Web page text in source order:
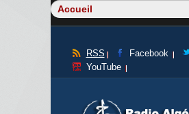
RSS Facebook
YouTube